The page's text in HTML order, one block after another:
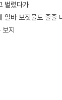
벌렸다가
알바 보짓물도 줄줄
지